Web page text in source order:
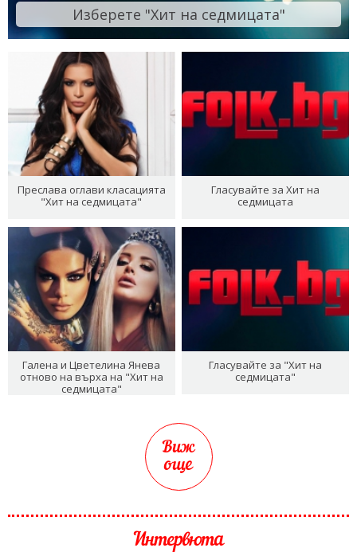
Изберете "Хит на седмицата"
Преслава оглави класацията
"Хит на седмицата"
Гласувайте за Хит на
седмицата
Галена и Цветелина Янева
отново на върха на "Хит на
седмицата"
Гласувайте за "Хит на
седмицата"
Виж
още
Интервюта